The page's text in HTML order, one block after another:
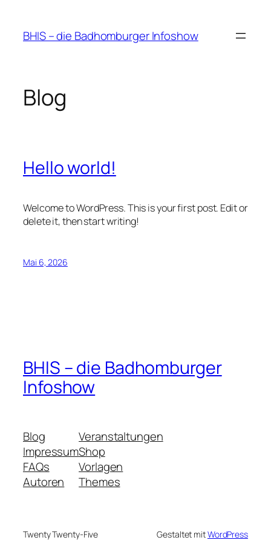
springen
BHIS – die Badhomburger Infoshow
Blog
Hello world!
Welcome to WordPress. This is your first post. Edit or
delete it, then start writing!
Mai 6, 2026
BHIS – die Badhomburger
Infoshow
Blog
Impressum
FAQs
Autoren
Veranstaltungen
Shop
Vorlagen
Themes
Twenty Twenty-Five Gestaltet mitWordPress